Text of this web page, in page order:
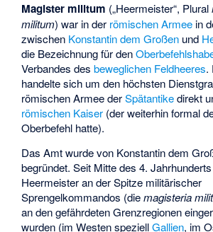
Magister militum („Heermeister“, Plural
militum) war in der römischen Armee in
zwischen Konstantin dem Großen und
die Bezeichnung für den
Verbandes desbeweglichen Feldheeres.
handelte sich um den höchsten
römischen Armee derSpätantikedirekt
römischen Kaiser (der weiterhin formal
Oberbefehl hatte).
Das Amt wurde von Konstantin dem
begründet. Seit Mitte des 4.
Heermeister an der Spitze militärischer
Sprengelkommandos (diemagisteria
an den gefährdeten Grenzregionen
wurden (im Westen speziellGallien, im